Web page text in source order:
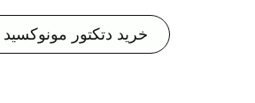
خرید دتکتور